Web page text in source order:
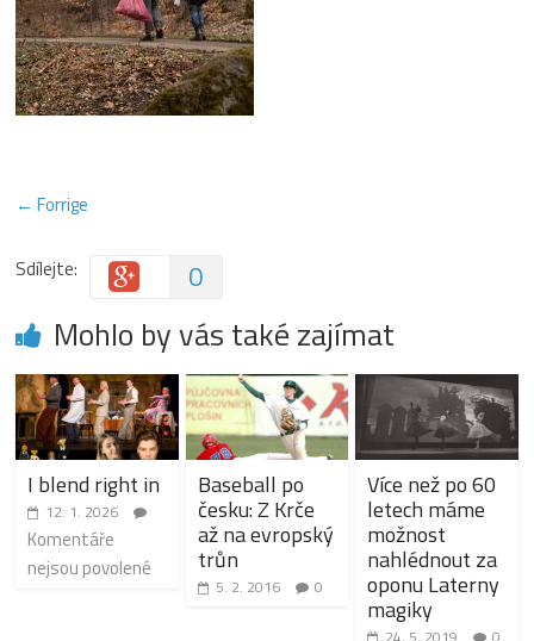
← Forrige
Sdílejte: 0
Mohlo by vás také zajímat
I blend right in
12. 1. 2026
Komentáře
nejsou povolené
Baseball po
česku: Z Krče
až na evropský
trůn
5. 2. 2016 0
Více než po 60
letech máme
možnost
nahlédnout za
oponu Laterny
magiky
24. 5. 2019 0